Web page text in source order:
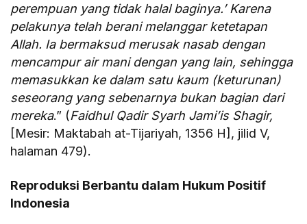
perempuan yang tidak halal baginya.’ Karena
pelakunya telah berani melanggar ketetapan
Allah. Ia bermaksud merusak nasab dengan
mencampur air mani dengan yang lain, sehingga
memasukkan ke dalam satu kaum (keturunan)
seseorang yang sebenarnya bukan bagian dari
mereka.” (Faidhul Qadir Syarh Jami’is Shagir,
[Mesir: Maktabah at-Tijariyah, 1356 H], jilid V,
halaman 479).
Reproduksi Berbantu dalam Hukum Positif
Indonesia